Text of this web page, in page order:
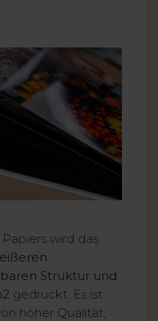
wird das
Struktur und
gedruckt. Es ist
hoher Qualität,